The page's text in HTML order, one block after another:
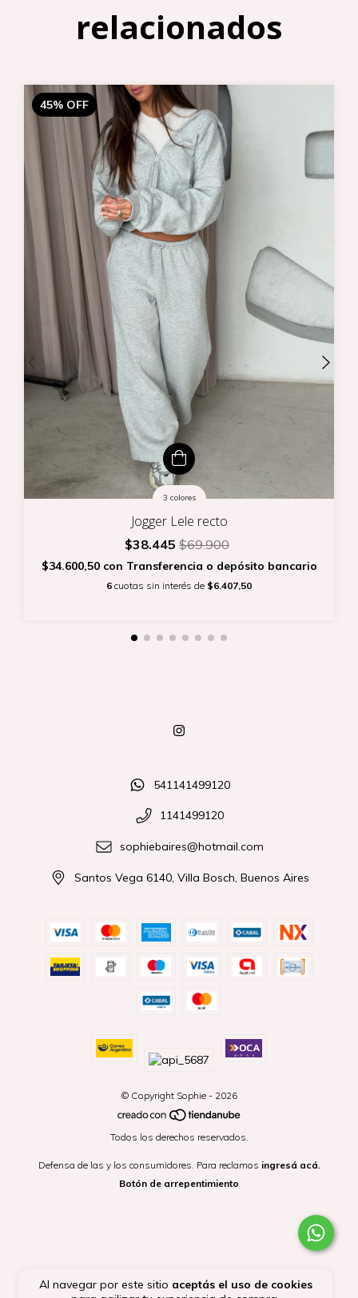
Al navegar por este sitio aceptás el uso de cookies
relacionados
45% OFF
3 colores
Jogger Lele recto
$38.445 $69.900
$34.600,50 con Transferencia o depósito bancario
6 cuotas sin interés de $6.407,50
541141499120
1141499120
sophiebaires@hotmail.com
Santos Vega 6140, Villa Bosch, Buenos Aires
© Copyright Sophie - 2026
Todos los derechos reservados.
Defensa de las y los consumidores. Para reclamos ingresá acá.
Botón de arrepentimiento